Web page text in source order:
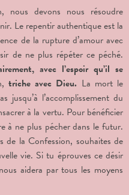
nous devons nous résoudre
Le repentir authentique est la
de la rupture d’amour avec
de ne plus répéter ce péché.
avec l’espoir qu’il se
triche avec Dieu. La mort le
l’accomplissement du
à la vertu. Pour bénéficier
à ne plus pécher dans le futur.
de la Confession, souhaites de
vie. Si tu éprouves ce désir
aidera par tous les moyens